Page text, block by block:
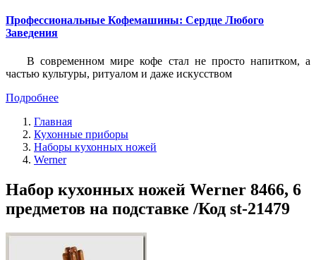
Профессиональные Кофемашины: Сердце Любого
Заведения
В современном мире кофе стал не просто напитком, а
частью культуры, ритуалом и даже искусством
Подробнее
Главная
Кухонные приборы
Наборы кухонных ножей
Werner
Набор кухонных ножей Werner 8466, 6
предметов на подставке /Код st-21479